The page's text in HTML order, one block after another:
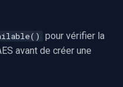
pour vérifier la
avant de créer une